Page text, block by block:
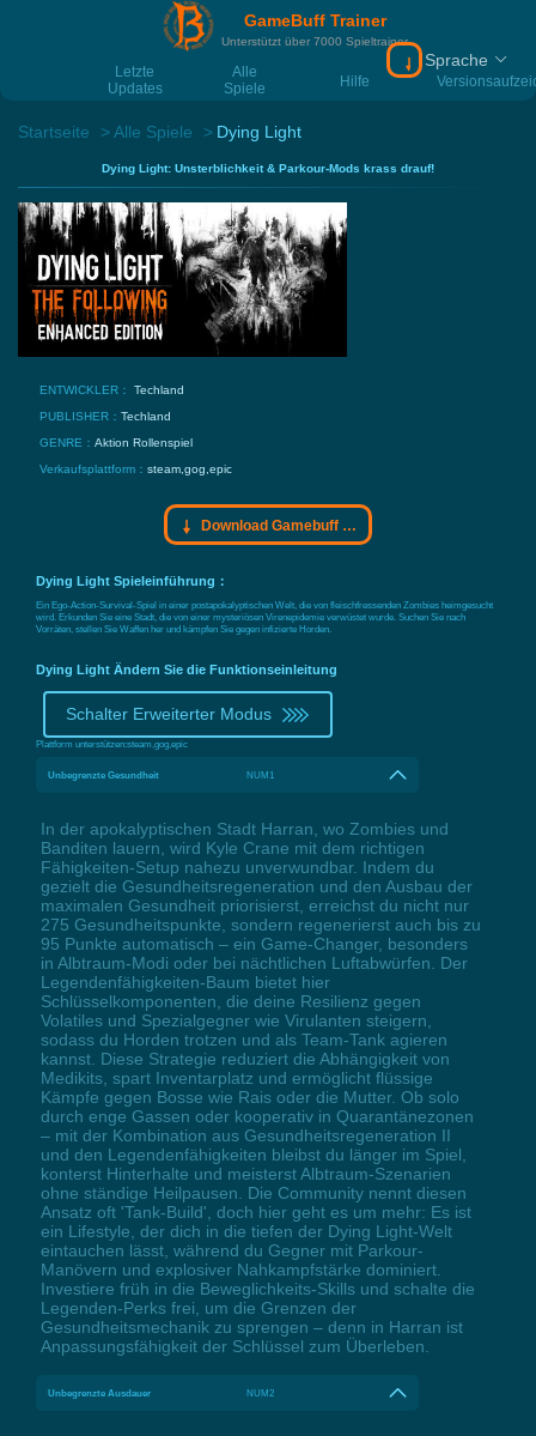
GameBuff Trainer
Unterstützt über 7000 Spieltrainer
Letzte
Updates
Alle
Spiele
Hilfe
Download
Sprache
Startseite Alle Spiele Dying Light
Dying Light: Unsterblichkeit & Parkour-Mods krass drauf!
ENTWICKLER： Techland
PUBLISHER： Techland
GENRE： Aktion Rollenspiel
Verkaufsplattform： steam,gog,epic
Download Gamebuff Trainer
Dying Light Spieleinführung：
Ein Ego-Action-Survival-Spiel in einer postapokalyptischen Welt, die von fleischfressenden Zombies heimgesucht
wird. Erkunden Sie eine Stadt, die von einer mysteriösen Virenepidemie verwüstet wurde. Suchen Sie nach
Vorräten, stellen Sie Waffen her und kämpfen Sie gegen infizierte Horden.
Dying Light Ändern Sie die Funktionseinleitung
Schalter Erweiterter Modus
Plattform unterstützen:steam,gog,epic
Unbegrenzte Gesundheit NUM1
In der apokalyptischen Stadt Harran, wo Zombies und
Banditen lauern, wird Kyle Crane mit dem richtigen
Fähigkeiten-Setup nahezu unverwundbar. Indem du
gezielt die Gesundheitsregeneration und den Ausbau der
maximalen Gesundheit priorisierst, erreichst du nicht nur
275 Gesundheitspunkte, sondern regenerierst auch bis zu
95 Punkte automatisch – ein Game-Changer, besonders
in Albtraum-Modi oder bei nächtlichen Luftabwürfen. Der
Legendenfähigkeiten-Baum bietet hier
Schlüsselkomponenten, die deine Resilienz gegen
Volatiles und Spezialgegner wie Virulanten steigern,
sodass du Horden trotzen und als Team-Tank agieren
kannst. Diese Strategie reduziert die Abhängigkeit von
Medikits, spart Inventarplatz und ermöglicht flüssige
Kämpfe gegen Bosse wie Rais oder die Mutter. Ob solo
durch enge Gassen oder kooperativ in Quarantänezonen
– mit der Kombination aus Gesundheitsregeneration II
und den Legendenfähigkeiten bleibst du länger im Spiel,
konterst Hinterhalte und meisterst Albtraum-Szenarien
ohne ständige Heilpausen. Die Community nennt diesen
Ansatz oft 'Tank-Build', doch hier geht es um mehr: Es ist
ein Lifestyle, der dich in die tiefen der Dying Light-Welt
eintauchen lässt, während du Gegner mit Parkour-
Manövern und explosiver Nahkampfstärke dominiert.
Investiere früh in die Beweglichkeits-Skills und schalte die
Legenden-Perks frei, um die Grenzen der
Gesundheitsmechanik zu sprengen – denn in Harran ist
Anpassungsfähigkeit der Schlüssel zum Überleben.
Unbegrenzte Ausdauer NUM2